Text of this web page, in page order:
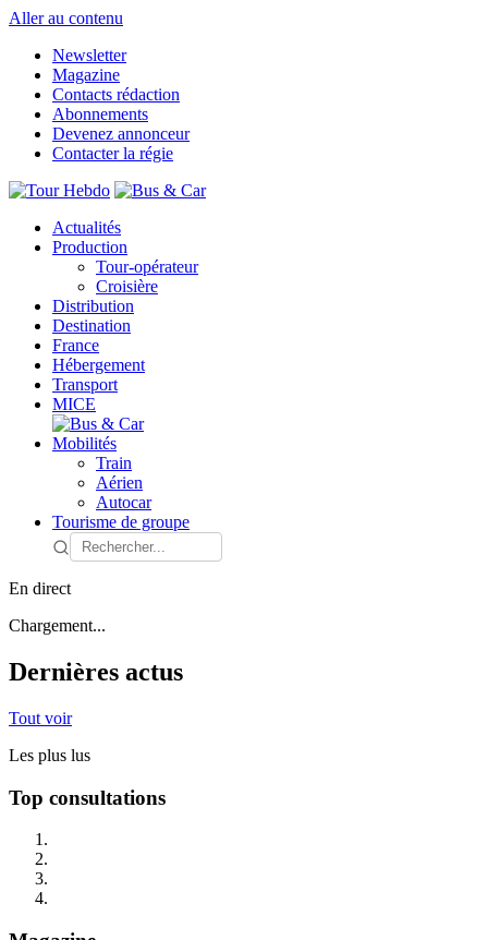
Aller au contenu
Newsletter
Magazine
Contacts rédaction
Abonnements
Devenez annonceur
Contacter la régie
Actualités
Production
Tour-opérateur
Croisière
Distribution
Destination
France
Hébergement
Transport
MICE
Mobilités
Train
Aérien
Autocar
Tourisme de groupe
En direct
Chargement...
Dernières actus
Tout voir
Les plus lus
Top consultations